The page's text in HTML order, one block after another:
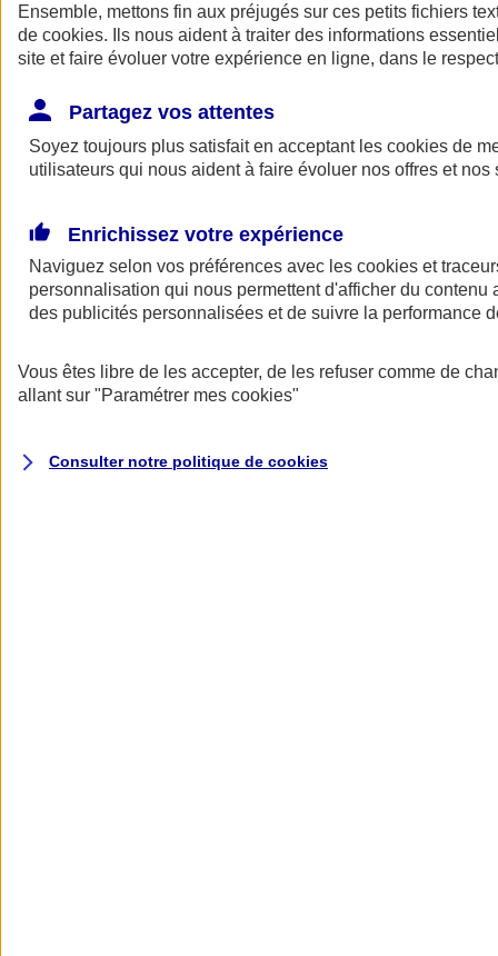
AXA Assurance
Ensemble, mettons fin aux préjugés sur ces petits fichiers
de cookies. Ils nous aident à traiter des informations
site et faire évoluer votre expérience en ligne, dans le
Partagez vos attentes
Soyez toujours plus satisfait en acceptant les cookies de
utilisateurs qui nous aident à faire évoluer nos offres et nos
Enrichissez votre expérience
Naviguez selon vos préférences avec les cookies et
personnalisation qui nous permettent d'afficher du contenu
des publicités personnalisées et de suivre la performance
Vous êtes libre de les accepter, de les refuser comme de
allant sur "Paramétrer mes cookies"
Consulter notre politique de cookies